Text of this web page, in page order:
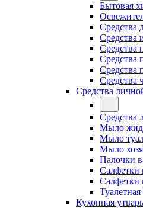
Бытовая
Средства
Средства
Средства
Средства
Средства
Средства
Средства
Средства
Мыло
Мыло
Мыло
Палочки
Салфетки
Салфетки
Туалетная
Кухонная утварь